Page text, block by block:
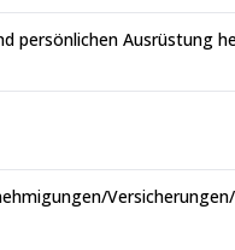
persönlichen Ausrüstung